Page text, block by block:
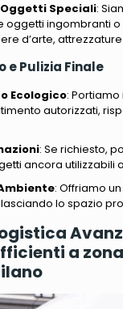
Speciali:
oggetti ingombranti
d’arte,
e Pulizia Finale
Ecologico: Portiamo
autorizzati,
: Se richiesto,
ancora utilizzabili
: Offriamo
lo spazio
a